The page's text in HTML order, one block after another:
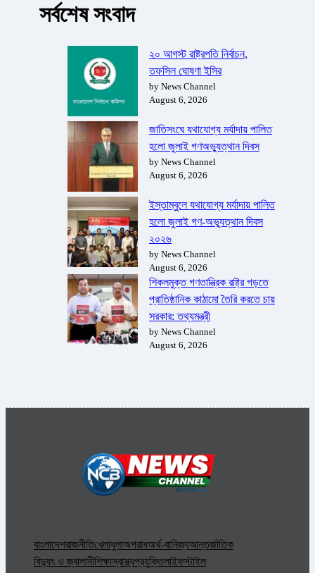
সর্বশেষ সংবাদ
২০ আগস্ট রাষ্ট্রপতি নির্বাচন,
তফসিল ঘোষণা ইসির
by News Channel
August 6, 2026
জাতিসংঘে যথাযোগ্য মর্যাদায় পালিত
হলো জুলাই গণঅভ্যুত্থান দিবস
by News Channel
August 6, 2026
ইস্তাম্বুলে যথাযোগ্য মর্যাদায় পালিত
হলো জুলাই গণ-অভ্যুত্থান দিবস
২০২৬
by News Channel
August 6, 2026
শিকলমুক্ত গণতান্ত্রিক রাষ্ট্র গড়তে
প্রাতিষ্ঠানিক কাঠামো তৈরি করতে চায়
সরকার: তথ্যমন্ত্রী
by News Channel
August 6, 2026
বাংলাদেশরাজনীতিখেলাধুলাঅপরাধঅর্থ-বানিজ্যআন্তর্জাতিক
বিদ্যুৎ ও জ্বালানীশিক্ষাস্বাস্থ্যপ্রযুক্তিলাইফস্টাইল